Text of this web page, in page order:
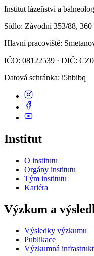
Institut lázeňství a
Sídlo: Závodní 353/88,
Hlavní pracoviště:
IČO: 08122539 · DIČ:
Datová schránka: i5hbibq
Institut
O institutu
Orgány institutu
Tým institutu
Kariéra
Výzkum a
Výsledky výzkumu
Publikace
Výzkumná